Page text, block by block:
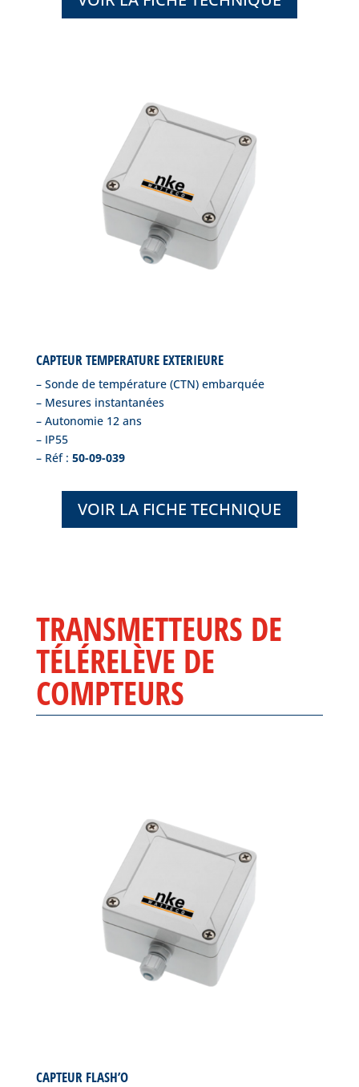
CAPTEUR TEMPERATURE EXTERIEURE
– Sonde de température (CTN) embarquée
– Mesures instantanées
– Autonomie 12 ans
– IP55
– Réf : 50-09-039
VOIR LA FICHE TECHNIQUE
TRANSMETTEURS DE
TÉLÉRELÈVE DE
COMPTEURS
CAPTEUR FLASH’O